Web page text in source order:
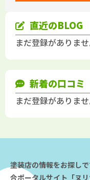
直近のBLOG
まだ登録がありま
新着の口コミ
まだ登録がありま
塗装店の情報をお探し
合ポータルサイト「ヌ